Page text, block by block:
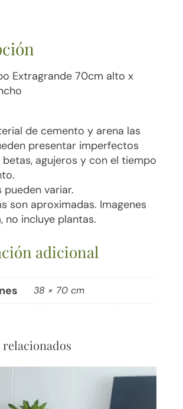
Extragrande 70cm alto x
de cemento y arena las
presentar imperfectos
agujeros y con el tiempo
pueden variar.
son aproximadas. Imagenes
no incluye plantas.
adicional
38 × 70 cm